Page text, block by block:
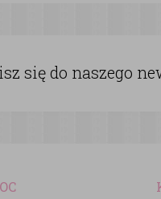
się do naszego